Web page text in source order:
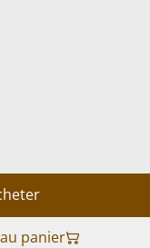
panier